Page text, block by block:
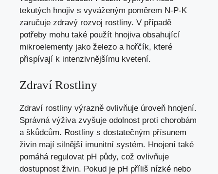
tekutých hnojiv s vyváženým poměrem N-P-K
zaručuje zdravý rozvoj rostliny. V případě
potřeby mohu také použít hnojiva obsahující
mikroelementy jako železo a hořčík, které
přispívají k intenzivnějšímu kvetení.
Zdraví Rostliny
Zdraví rostliny výrazně ovlivňuje úroveň hnojení.
Správná výživa zvyšuje odolnost proti chorobám
a škůdcům. Rostliny s dostatečným přísunem
živin mají silnější imunitní systém. Hnojení také
pomáhá regulovat pH půdy, což ovlivňuje
dostupnost živin. Pokud je pH příliš nízké nebo